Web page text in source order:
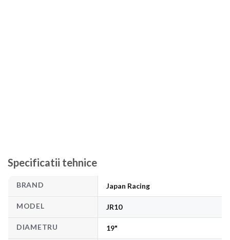
Specificatii tehnice
BRAND Japan Racing
MODEL JR10
DIAMETRU 19"